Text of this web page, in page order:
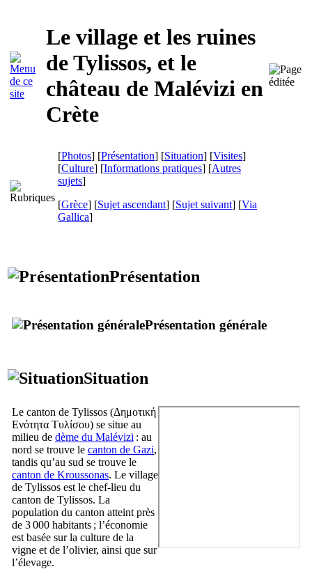
Le village et les ruines
de Tylissos, et le
château de Malévizi en
Crète
[Photos] [Présentation] [Situation] [Visites]
[Culture] [Informations pratiques] [Autres
sujets]
[Grèce] [Sujet ascendant] [Sujet suivant] [Via
Gallica]
Présentation
Présentation générale
Situation
Le canton de Tylissos (Δημοτική
Ενότητα Τυλίσου) se situe au
milieu de dème du Malévizi : au
nord se trouve le canton de Gazi,
tandis qu’au sud se trouve le
canton de Kroussonas. Le village
de Tylissos est le chef-lieu du
canton de Tylissos. La
population du canton atteint près
de 3 000 habitants ; l’économie
est basée sur la culture de la
vigne et de l’olivier, ainsi que sur
l’élevage.